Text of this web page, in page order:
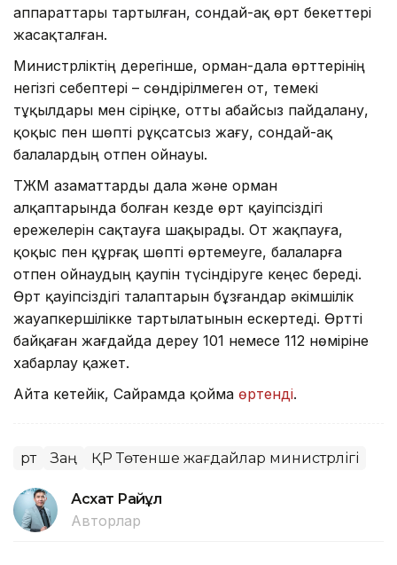
аппараттары тартылған, сондай-ақ өрт бекеттері
жасақталған.
Министрліктің дерегінше, орман-дала өрттерінің
негізгі себептері – сөндірілмеген от, темекі
тұқылдары мен сіріңке, отты абайсыз пайдалану,
қоқыс пен шөпті рұқсатсыз жағу, сондай-ақ
балалардың отпен ойнауы.
ТЖМ азаматтарды дала және орман
алқаптарында болған кезде өрт қауіпсіздігі
ережелерін сақтауға шақырады. От жақпауға,
қоқыс пен құрғақ шөпті өртемеуге, балаларға
отпен ойнаудың қаупін түсіндіруге кеңес береді.
Өрт қауіпсіздігі талаптарын бұзғандар әкімшілік
жауапкершілікке тартылатынын ескертеді. Өртті
байқаған жағдайда дереу 101 немесе 112 нөміріне
хабарлау қажет.
Айта кетейік, Сайрамда қойма өртенді.
Өрт Заң ҚР Төтенше жағдайлар министрлігі
Асхат Райқұл
Авторлар